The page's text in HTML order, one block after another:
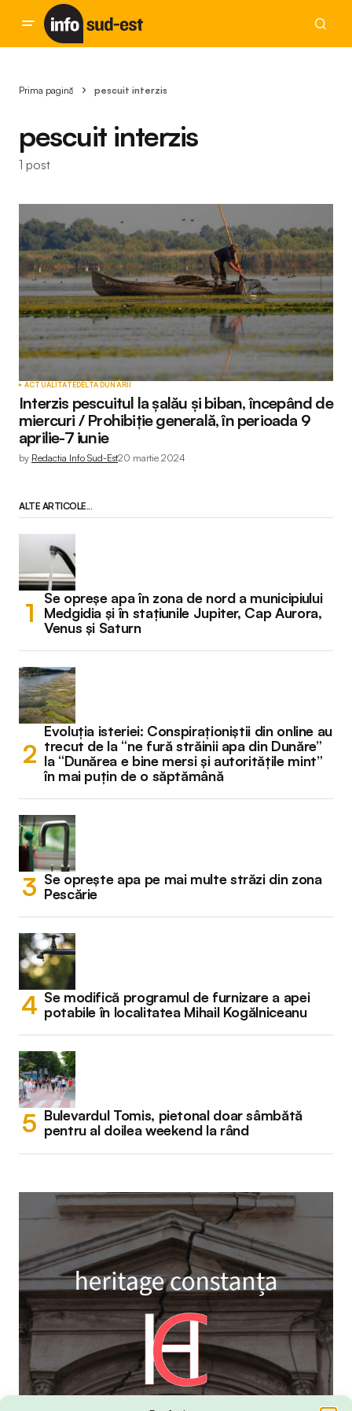
Prima pagină pescuit interzis
pescuit interzis
1 post
ACTUALITATEDELTA DUNĂRII
Interzis pescuitul la șalău și biban, începând de
miercuri / Prohibiție generală, în perioada 9
aprilie-7 iunie
by Redactia Info Sud-Est20 martie 2024
ALTE ARTICOLE...
Se opreșe apa în zona de nord a municipiului
Medgidia și în stațiunile Jupiter, Cap Aurora,
Venus și Saturn
Evoluția isteriei: Conspiraționiștii din online au
trecut de la “ne fură străinii apa din Dunăre”
la “Dunărea e bine mersi și autoritățile mint”
în mai puțin de o săptămână
Se oprește apa pe mai multe străzi din zona
Pescărie
Se modifică programul de furnizare a apei
potabile în localitatea Mihail Kogălniceanu
Bulevardul Tomis, pietonal doar sâmbătă
pentru al doilea weekend la rând